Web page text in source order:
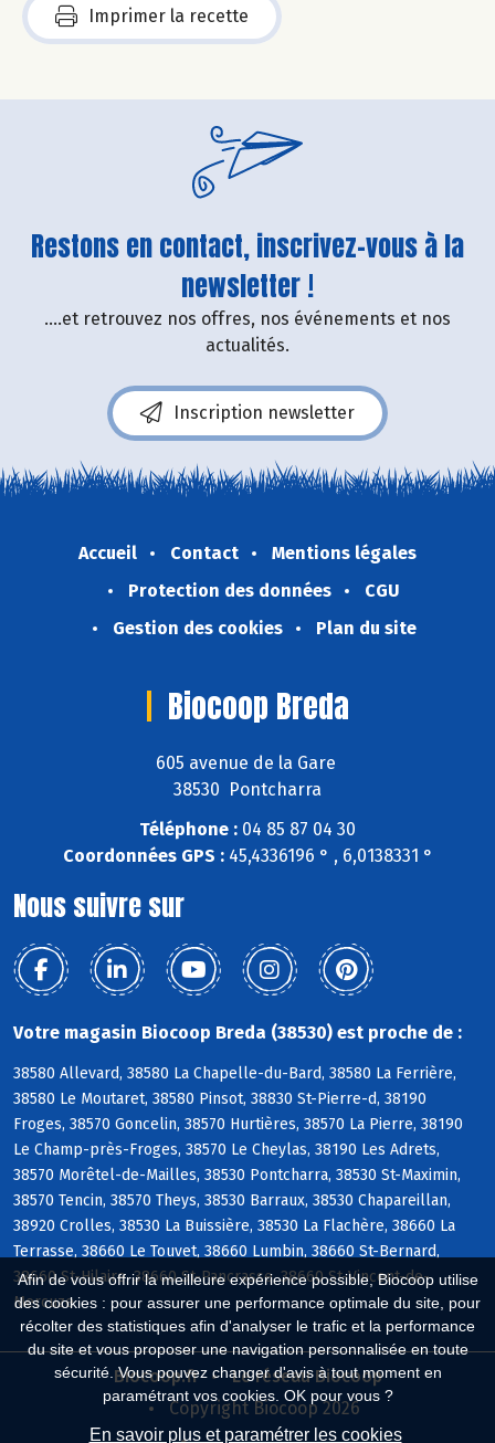
Afin de vous offrir la meilleure expérience possible, Biocoop utilise
des cookies : pour assurer une performance optimale du site, pour
récolter des statistiques afin d'analyser le trafic et la performance
du site et vous proposer une navigation personnalisée en toute
sécurité. Vous pouvez changer d'avis à tout moment en
paramétrant vos cookies. OK pour vous ?
En savoir plus et paramétrer les cookies
Imprimer la recette
Restons en contact, inscrivez-vous à la
newsletter !
....et retrouvez nos offres, nos événements et nos
actualités.
Inscription newsletter
Accueil Contact
Mentions légales
Protection des données
CGU
Gestion des cookies
Plan du site
Biocoop Breda
605 avenue de la Gare
38530 Pontcharra
Téléphone : 04 85 87 04 30
Coordonnées GPS :45,4336196 ° , 6,0138331 °
Nous suivre sur
Votre magasin Biocoop Breda (38530) est proche de :
38580 Allevard, 38580 La Chapelle-du-Bard, 38580 La Ferrière,
38580 Le Moutaret, 38580 Pinsot, 38830 St-Pierre-d, 38190
Froges, 38570 Goncelin, 38570 Hurtières, 38570 La Pierre, 38190
Le Champ-près-Froges, 38570 Le Cheylas, 38190 Les Adrets,
38570 Morêtel-de-Mailles, 38530 Pontcharra, 38530 St-Maximin,
38570 Tencin, 38570 Theys, 38530 Barraux, 38530 Chapareillan,
38920 Crolles, 38530 La Buissière, 38530 La Flachère, 38660 La
Terrasse, 38660 Le Touvet, 38660 Lumbin, 38660 St-Bernard,
38660 St-Hilaire, 38660 St-Pancrasse, 38660 St-Vincent-de-
Mercuze
Biocoop.fr
Le réseau Biocoop
Copyright Biocoop 2026